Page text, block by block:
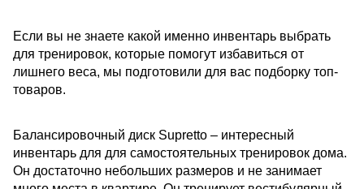
Если вы не знаете какой именно инвентарь выбрать
для тренировок, которые помогут избавиться от
лишнего веса, мы подготовили для вас подборку топ-
товаров.
Балансировочный диск Supretto – интересный
инвентарь для для самостоятельных тренировок дома.
Он достаточно небольших размеров и не занимает